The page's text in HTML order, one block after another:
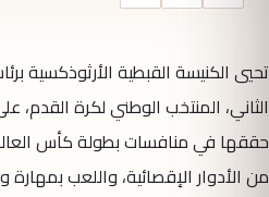
تحيي الكنيسة القبطية الأرثوذكسية
الثاني، المنتخب الوطني لكرة القدم،
من الأدوار الإقصائية، واللعب بمهارة